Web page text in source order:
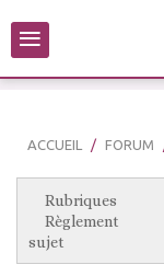
≡
ACCUEIL FORUM
Rubriques
Règlement
sujet